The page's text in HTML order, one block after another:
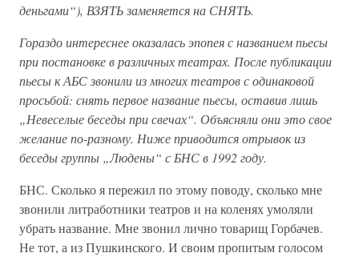
деньгами“), ВЗЯТЬ заменяется на СНЯТЬ.
Гораздо интереснее оказалась эпопея с названием пьесы
при постановке в различных театрах. После публикации
пьесы к АБС звонили из многих театров с одинаковой
просьбой: снять первое название пьесы, оставив лишь
„Невеселые беседы при свечах“. Объясняли они это свое
желание по-разному. Ниже приводится отрывок из
беседы группы „Людены“ с БНС в 1992 году.
БНС. Сколько я пережил по этому поводу, сколько мне
звонили литработники театров и на коленях умоляли
убрать название. Мне звонил лично товарищ Горбачев.
Не тот, а из Пушкинского. И своим пропитым голосом